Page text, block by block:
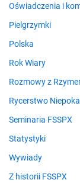
Oświadczenia i
Pielgrzymki
Polska
Rok Wiary
Rozmowy z
Rycerstwo
Seminaria FSSPX
Statystyki
Wywiady
Z historii FSSPX